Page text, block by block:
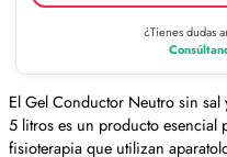
¿Tienes dudas
El Gel Conductor Neutro sin
5 litros es un producto esencial
fisioterapia que utilizan